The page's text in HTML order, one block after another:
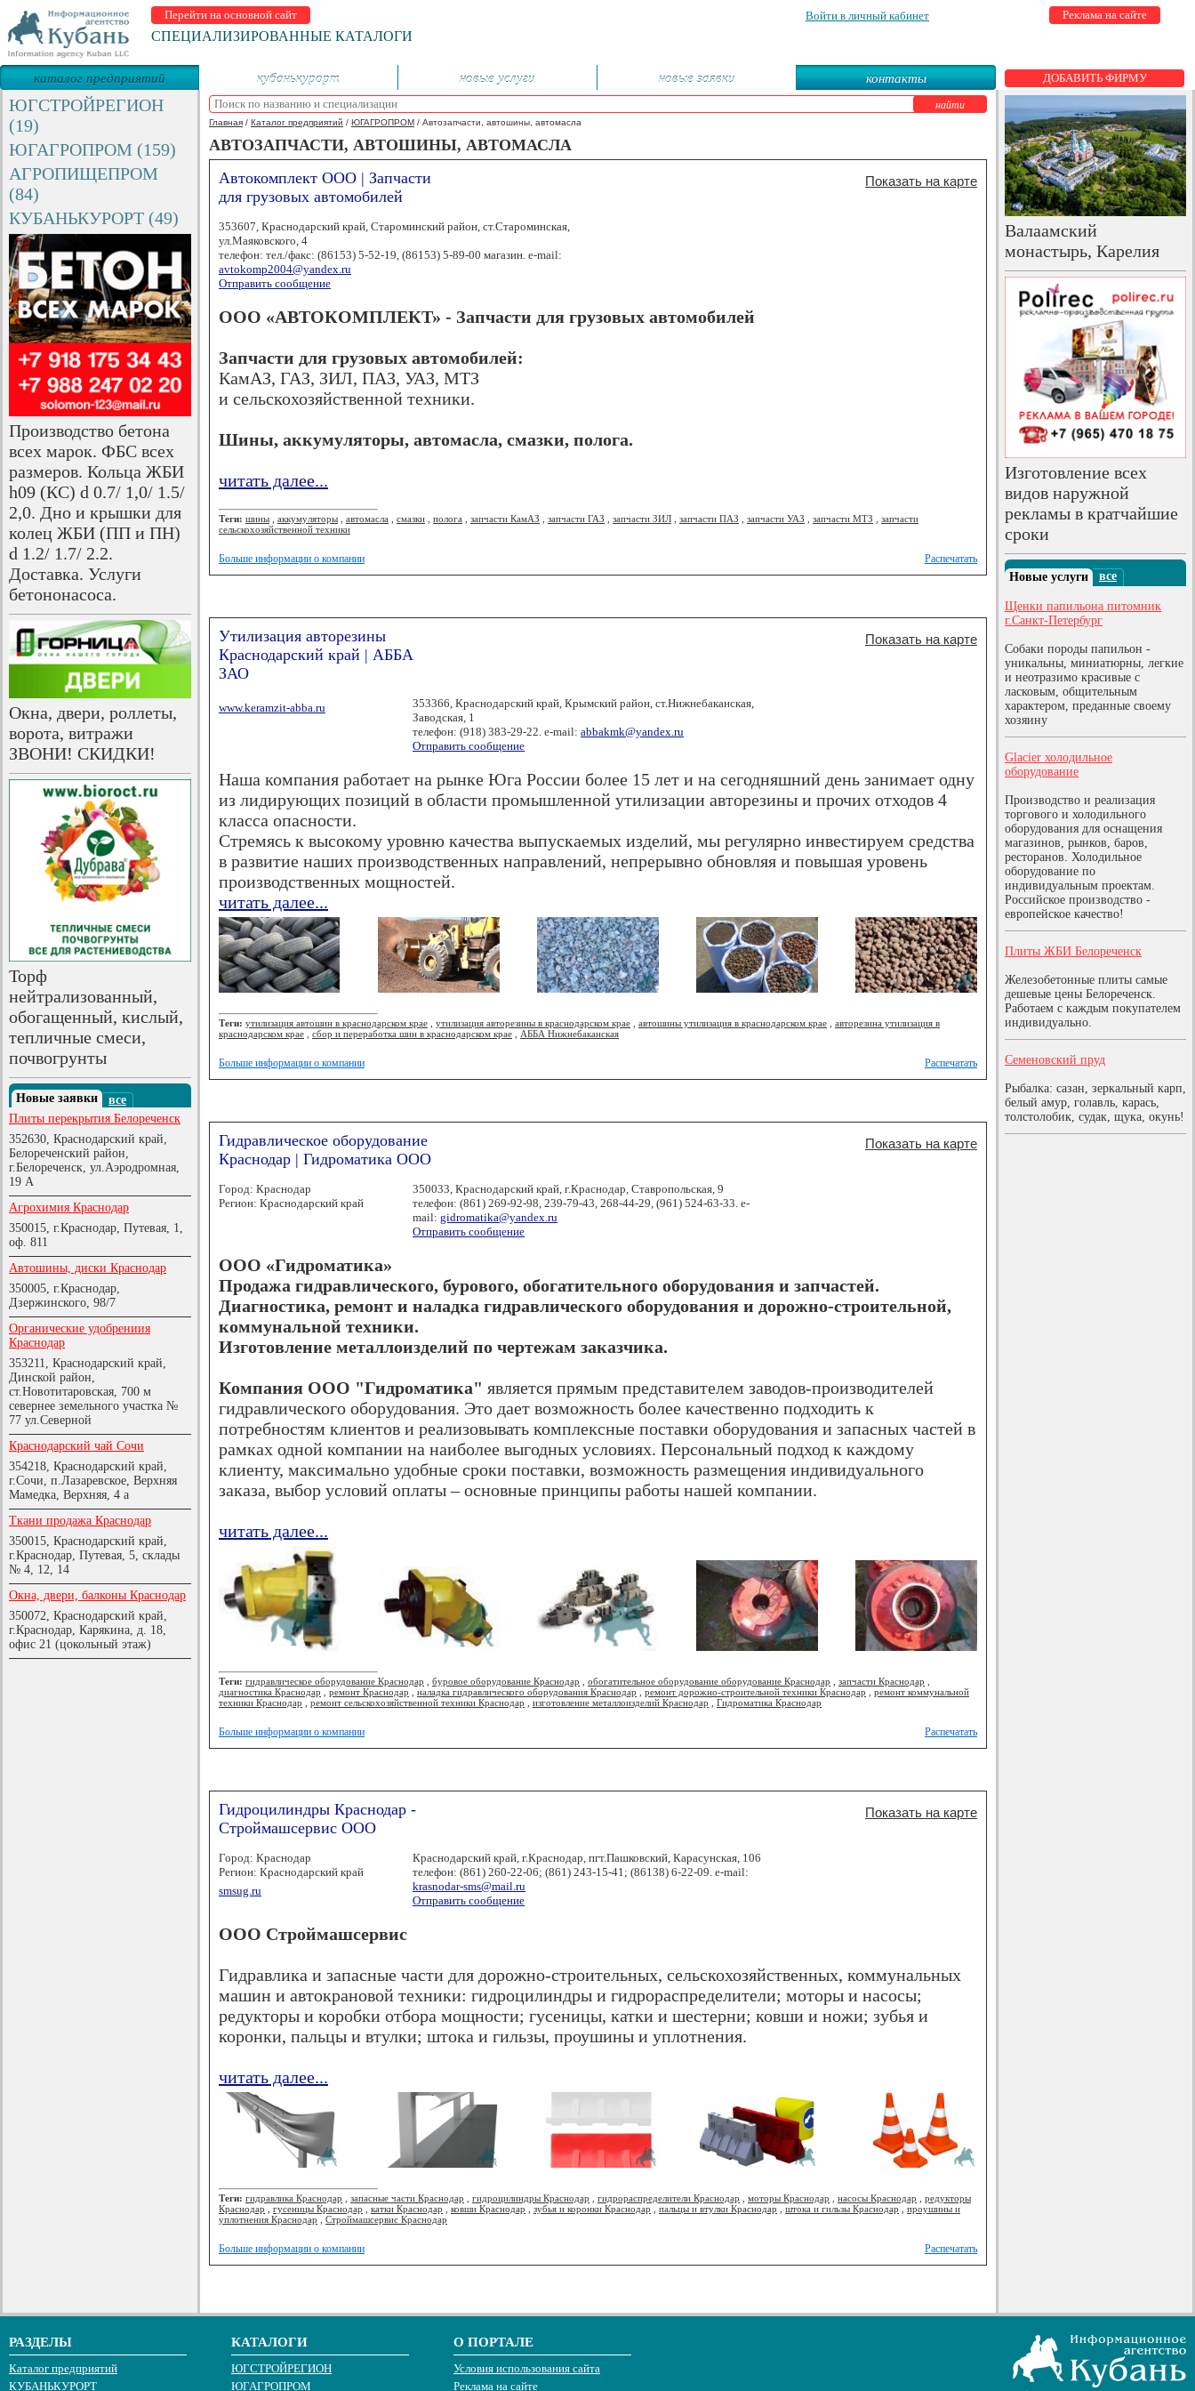
Перейти на основной сайт
СПЕЦИАЛИЗИРОВАННЫЕ КАТАЛОГИ
Войти в личный кабинет Реклама на сайте
каталог предприятий кубанькурорт новые услуги новые заявки контакты ДОБАВИТЬ ФИРМУ
ЮГСТРОЙРЕГИОН
(19)
ЮГАГРОПРОМ (159)
АГРОПИЩЕПРОМ
(84)
КУБАНЬКУРОРТ (49)
Производство бетона
всех марок. ФБС всех
размеров. Кольца ЖБИ
h09 (КС) d 0.7/ 1,0/ 1.5/
2,0. Дно и крышки для
колец ЖБИ (ПП и ПН)
d 1.2/ 1.7/ 2.2.
Доставка. Услуги
бетононасоса.
Окна, двери, роллеты,
ворота, витражи
ЗВОНИ! СКИДКИ!
Торф
нейтрализованный,
обогащенный, кислый,
тепличные смеси,
почвогрунты
Новые заявки
все
Плиты перекрытия Белореченск
352630, Краснодарский край,
Белореченский район,
г.Белореченск, ул.Аэродромная,
19 А
Агрохимия Краснодар
350015, г.Краснодар, Путевая, 1,
оф. 811
Автошины, диски Краснодар
350005, г.Краснодар,
Дзержинского, 98/7
Органические удобрениия
Краснодар
353211, Краснодарский край,
Динской район,
ст.Новотитаровская, 700 м
севернее земельного участка №
77 ул.Северной
Краснодарский чай Сочи
354218, Краснодарский край,
г.Сочи, п.Лазаревское, Верхняя
Мамедка, Верхняя, 4 а
Ткани продажа Краснодар
350015, Краснодарский край,
г.Краснодар, Путевая, 5, склады
№ 4, 12, 14
Окна, двери, балконы Краснодар
350072, Краснодарский край,
г.Краснодар, Карякина, д. 18,
офис 21 (цокольный этаж)
Главная/ Каталог предприятий / ЮГАГРОПРОМ/ Автозапчасти, автошины, автомасла
АВТОЗАПЧАСТИ, АВТОШИНЫ, АВТОМАСЛА
Автокомплект ООО | Запчасти
для грузовых автомобилей
Показать на карте
353607, Краснодарский край, Староминский район, ст.Староминская,
ул.Маяковского, 4
телефон: тел./факс: (86153) 5-52-19, (86153) 5-89-00 магазин. e-mail:
avtokomp2004@yandex.ru
Отправить сообщение
ООО «АВТОКОМПЛЕКТ» - Запчасти для грузовых автомобилей
Запчасти для грузовых автомобилей:
КамАЗ, ГАЗ, ЗИЛ, ПАЗ, УАЗ, МТЗ
и сельскохозяйственной техники.
Шины, аккумуляторы, автомасла, смазки, полога.
читать далее...
Теги: шины, аккумуляторы, автомасла смазки, полога запчасти КамАЗ запчасти ГАЗ запчасти ЗИЛ, запчасти ПАЗ запчасти УАЗ запчасти МТЗ
запчасти
сельскохозяйственной техники
Больше информации о компании Распечатать
Утилизация авторезины
Краснодарский край | АББА
ЗАО
Показать на карте
www.keramzit-abba.ru
353366, Краснодарский край, Крымский район, ст.Нижнебаканская,
Заводская, 1
телефон: (918) 383-29-22. e-mail: abbakmk@yandex.ru
Отправить сообщение
Наша компания работает на рынке Юга России более 15 лет и на сегодняшний день занимает одну
из лидирующих позиций в области промышленной утилизации авторезины и прочих отходов 4
класса опасности.
Стремясь к высокому уровню качества выпускаемых изделий, мы регулярно инвестируем средства
в развитие наших производственных направлений, непрерывно обновляя и повышая уровень
производственных мощностей.
читать далее...
Теги: утилизация автошин в краснодарском крае, утилизация авторезины в краснодарском крае, автошины утилизация в краснодарском крае, авторезина утилизация в
краснодарском крае, сбор и переработка шин в краснодарском крае, АББА Нижнебаканская
Больше информации о компании Распечатать
Гидравлическое оборудование
Краснодар | Гидроматика ООО
Показать на карте
Город: Краснодар
Регион: Краснодарский край
350033, Краснодарский край, г.Краснодар, Ставропольская, 9
телефон: (861) 269-92-98, 239-79-43, 268-44-29, (961) 524-63-33. e-
mail: gidromatika@yandex.ru
Отправить сообщение
ООО «Гидроматика»
Продажа гидравлического, бурового, обогатительного оборудования и запчастей.
Диагностика, ремонт и наладка гидравлического оборудования и дорожно-строительной,
коммунальной техники.
Изготовление металлоизделий по чертежам заказчика.
Компания ООО "Гидроматика" является прямым представителем заводов-производителей
гидравлического оборудования. Это дает возможность более качественно подходить к
потребностям клиентов и реализовывать комплексные поставки оборудования и запасных частей в
рамках одной компании на наиболее выгодных условиях. Персональный подход к каждому
клиенту, максимально удобные сроки поставки, возможность размещения индивидуального
заказа, выбор условий оплаты – основные принципы работы нашей компании.
читать далее...
Теги: гидравлическое оборудование Краснодар буровое оборудование Краснодар обогатительное оборудование оборудование Краснодар запчасти Краснодар
диагностика Краснодар
ремонт Краснодар наладка гидравлического оборудования Краснодар ремонт дорожно-строительной техники Краснодар
ремонт коммунальной
техники Краснодар
ремонт сельскохозяйственной техники Краснодар изготовление металлоизделий Краснодар Гидроматика Краснодар
Больше информации о компании Распечатать
Гидроцилиндры Краснодар -
Строймашсервис ООО
Показать на карте
Город: Краснодар
Регион: Краснодарский край
smsug.ru
Краснодарский край, г.Краснодар, пгт.Пашковский, Карасунская, 106
телефон: (861) 260-22-06; (861) 243-15-41; (86138) 6-22-09. e-mail:
krasnodar-sms@mail.ru
Отправить сообщение
ООО Строймашсервис
Гидравлика и запасные части для дорожно-строительных, сельскохозяйственных, коммунальных
машин и автокрановой техники: гидроцилиндры и гидрораспределители; моторы и насосы;
редукторы и коробки отбора мощности; гусеницы, катки и шестерни; ковши и ножи; зубья и
коронки, пальцы и втулки; штока и гильзы, проушины и уплотнения.
читать далее...
Теги: гидравлика Краснодар запасные части Краснодар гидроцилиндры Краснодар гидрораспределители Краснодар моторы Краснодар насосы Краснодар
редукторы
Краснодар
гусеницы Краснодар катки Краснодар ковши Краснодар зубья и коронки Краснодар пальцы и втулки Краснодар штока и гильзы Краснодар
проушины и
уплотнения Краснодар
Строймашсервис Краснодар
Больше информации о компании Распечатать
Валаамский
монастырь, Карелия
Изготовление всех
видов наружной
рекламы в кратчайшие
сроки
Новые услуги все
Щенки папильона питомник
г.Санкт-Петербург
Собаки породы папильон -
уникальны, миниатюрны, легкие
и неотразимо красивые с
ласковым, общительным
характером, преданные своему
хозяину
Glacier холодильное
оборудование
Производство и реализация
торгового и холодильного
оборудования для оснащения
магазинов, рынков, баров,
ресторанов. Холодильное
оборудование по
индивидуальным проектам.
Российское производство -
европейское качество!
Плиты ЖБИ Белореченск
Железобетонные плиты самые
дешевые цены Белореченск.
Работаем с каждым покупателем
индивидуально.
Семеновский пруд
Рыбалка: сазан, зеркальный карп,
белый амур, голавль, карась,
толстолобик, судак, щука, окунь!
РАЗДЕЛЫ
Каталог предприятий
КУБАНЬКУРОРТ
КАТАЛОГИ
ЮГСТРОЙРЕГИОН
ЮГАГРОПРОМ
О ПОРТАЛЕ
Условия использования сайта
Реклама на сайте